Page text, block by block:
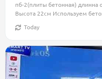
пб-2(плиты бетонная)
Высота 22см Используем
Today